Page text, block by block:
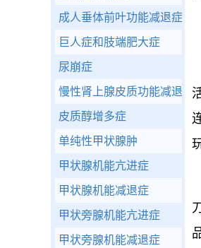
成人垂体前叶功能减退症
巨人症和肢端肥大症
尿崩症
慢性肾上腺皮质功能减退症
皮质醇增多症
单纯性甲状腺肿
甲状腺机能亢进症
甲状腺机能减退症
甲状旁腺机能亢进症
甲状旁腺机能减退症